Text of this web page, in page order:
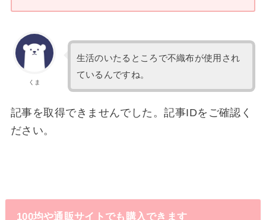
くま
生活のいたるところで不織布が使用され
ているんですね。
記事を取得できませんでした。記事IDをご確認く
ださい。
100均や通販サイトでも購入できます